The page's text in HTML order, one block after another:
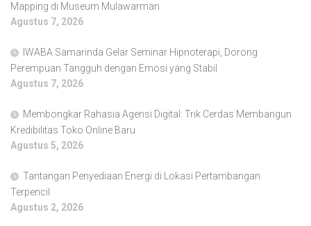
Mapping di Museum Mulawarman
Agustus 7, 2026
IWABA Samarinda Gelar Seminar Hipnoterapi, Dorong
Perempuan Tangguh dengan Emosi yang Stabil
Agustus 7, 2026
Membongkar Rahasia Agensi Digital: Trik Cerdas Membangun
Kredibilitas Toko Online Baru
Agustus 5, 2026
Tantangan Penyediaan Energi di Lokasi Pertambangan
Terpencil
Agustus 2, 2026